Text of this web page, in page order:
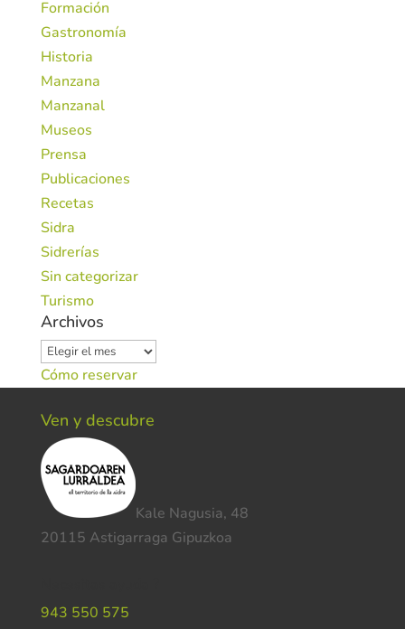
Formación
Gastronomía
Historia
Manzana
Manzanal
Museos
Prensa
Publicaciones
Recetas
Sidra
Sidrerías
Sin categorizar
Turismo
Archivos
Archivos
Cómo reservar
Ven y descubre
Kale Nagusia, 48
20115 Astigarraga Gipuzkoa
943 550 575